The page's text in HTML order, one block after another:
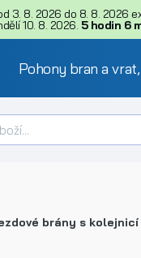
3. 8. 2026 do 8. 8. 2026
10. 8. 2026. 5 hodin 6
Pohony bran a
brány s kolejnicí